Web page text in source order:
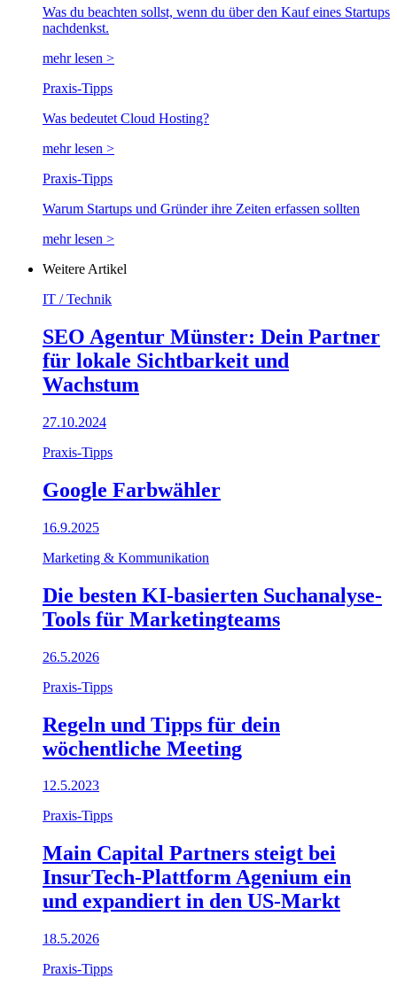
Was du beachten sollst, wenn du über den Kauf eines Startups
nachdenkst.
mehr lesen >
Praxis-Tipps
Was bedeutet Cloud Hosting?
mehr lesen >
Praxis-Tipps
Warum Startups und Gründer ihre Zeiten erfassen sollten
mehr lesen >
Weitere Artikel
IT / Technik
SEO Agentur Münster: Dein Partner
für lokale Sichtbarkeit und
Wachstum
27.10.2024
Praxis-Tipps
Google Farbwähler
16.9.2025
Marketing & Kommunikation
Die besten KI-basierten Suchanalyse-
Tools für Marketingteams
26.5.2026
Praxis-Tipps
Regeln und Tipps für dein
wöchentliche Meeting
12.5.2023
Praxis-Tipps
Main Capital Partners steigt bei
InsurTech-Plattform Agenium ein
und expandiert in den US-Markt
18.5.2026
Praxis-Tipps